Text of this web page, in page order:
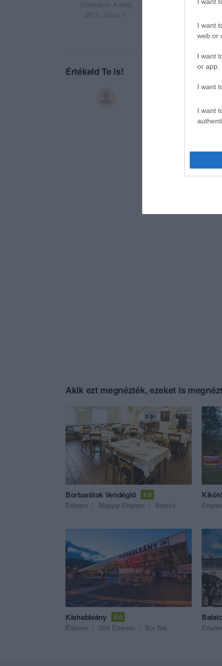
I want
web or
I want
or app.
I want
I want
Cherkasov Andrej
2017. Július 7.
Értékeld Te is!
Akik ezt megnézték, ezeket is
Borbarátok Vendéglő 5.0
Étterem Magyar Étterem Borozó
Kishableány 5.0
Étterem Grill Étterem Bor Bár